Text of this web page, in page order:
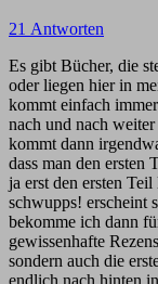
21 Antworten
Es gibt Bücher, die
oder liegen hier in
kommt einfach
nach und nach
kommt dann
dass man den ersten
ja erst den ersten
schwupps! erscheint
bekomme ich dann
gewissenhafte
sondern auch die
endlich nach hinten